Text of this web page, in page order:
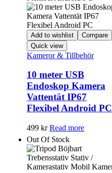
Add to wishlist
Compare
Quick view
Kameror & Tillbehör
10 meter USB
Endoskop Kamera
Vattentät IP67
Flexibel Android PC
499 kr Read more
Out Of Stock